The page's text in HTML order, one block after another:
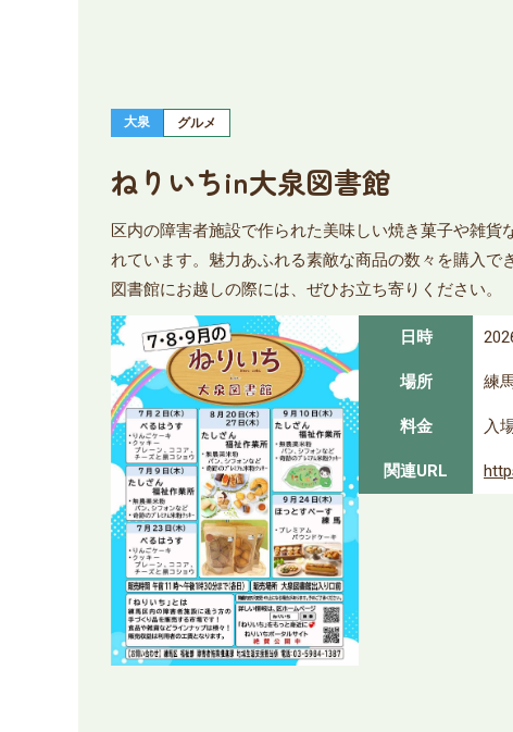
大泉 グルメ
ねりいちin大泉図書館
区内の障害者施設で作られた美味しい焼き菓子や雑
れています。魅力あふれる素敵な商品の数々を購入
図書館にお越しの際には、ぜひお立ち寄りください。
日時
場所
練
料金
入
関連URL